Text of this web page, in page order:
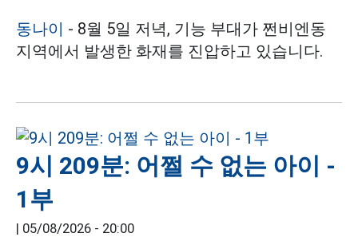
동나이 - 8월 5일 저녁, 기능 부대가 쩐비엔동
지역에서 발생한 화재를 진압하고 있습니다.
9시 209분: 어쩔 수 없는 아이 -
1부
| 05/08/2026 - 20:00